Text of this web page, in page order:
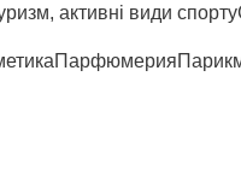
активні види спорту
Парфюмерия